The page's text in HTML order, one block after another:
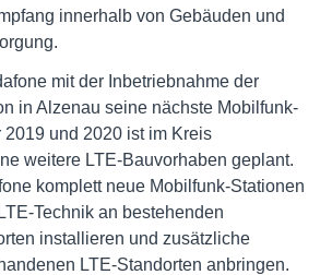
innerhalb von Gebäuden und
mit der Inbetriebnahme der
in Alzenau seine nächste Mobilfunk-
2019 und 2020 ist im Kreis
weitere LTE-Bauvorhaben geplant.
komplett neue Mobilfunk-Stationen
Technik an bestehenden
installieren und zusätzliche
LTE-Standorten anbringen.